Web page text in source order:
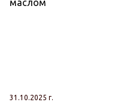
31.10.2025 г.